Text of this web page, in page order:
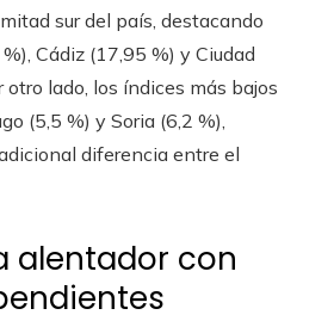
sur del país, destacando
Cádiz (17,95 %) y Ciudad
otro lado, los índices más bajos
(5,5 %) y Soria (6,2 %),
diferencia entre el
alentador con